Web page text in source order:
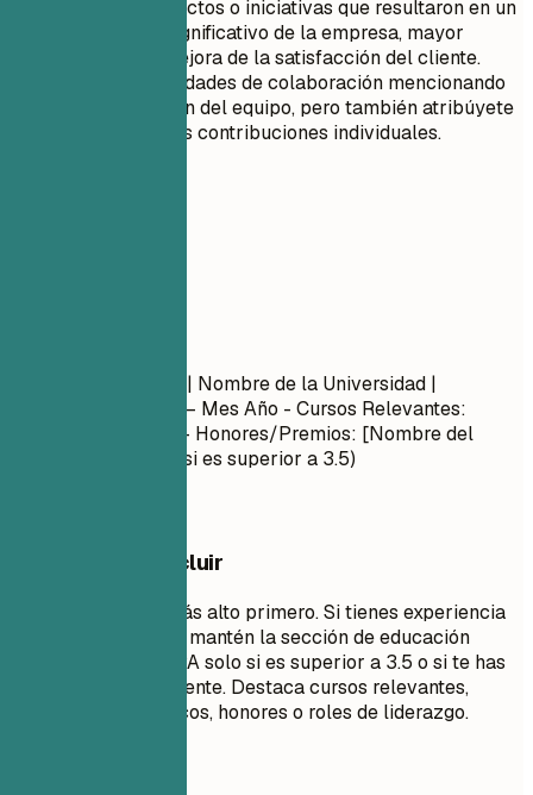
Destaca proyectos o iniciativas que resultaron en un
crecimiento significativo de la empresa, mayor
eficiencia o mejora de la satisfacción del cliente.
Muestra habilidades de colaboración mencionando
la participación del equipo, pero también atribúyete
el mérito de las contribuciones individuales.
| Nombre de la Universidad |
Mes Año – Mes Año - Cursos Relevantes:
[Curso 1], [Curso 2] - Honores/Premios: [Nombre del
Premio] - GPA: X.X (si es superior a 3.5)
Qué conviene incluir
Enumera tu título más alto primero. Si tienes experiencia
laboral significativa, mantén la sección de educación
breve. Incluye tu GPA solo si es superior a 3.5 o si te has
graduado recientemente. Destaca cursos relevantes,
proyectos académicos, honores o roles de liderazgo.